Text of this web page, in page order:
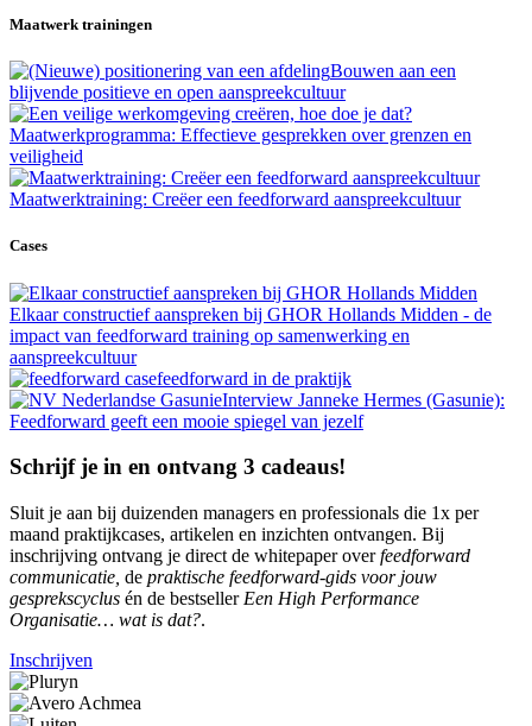
Maatwerk trainingen
Bouwen aan een
blijvende positieve en open aanspreekcultuur
Maatwerkprogramma: Effectieve gesprekken over grenzen en
veiligheid
Maatwerktraining: Creëer een feedforward aanspreekcultuur
Cases
Elkaar constructief aanspreken bij GHOR Hollands Midden - de
impact van feedforward training op samenwerking en
aanspreekcultuur
feedforward in de praktijk
Interview Janneke Hermes (Gasunie):
Feedforward geeft een mooie spiegel van jezelf
Schrijf je in en ontvang 3 cadeaus!
Sluit je aan bij duizenden managers en professionals die 1x per
maand praktijkcases, artikelen en inzichten ontvangen. Bij
inschrijving ontvang je direct de whitepaper overfeedforward
communicatie, de praktische feedforward-gids voor jouw
gesprekscyclus én de bestseller Een High Performance
Organisatie… wat is dat?.
Inschrijven